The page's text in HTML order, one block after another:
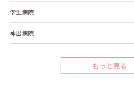
偕生病院
神出病院
もっと見る